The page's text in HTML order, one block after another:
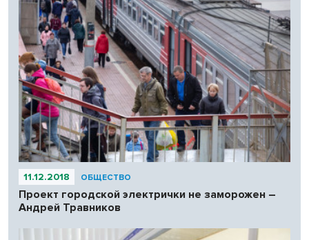
11.12.2018 ОБЩЕСТВО
Проект городской электрички не заморожен –
Андрей Травников